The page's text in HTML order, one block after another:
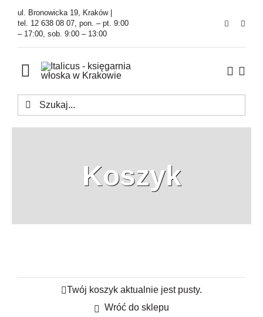
Przejdź
zawartości
ul. Bronowicka 19, Kraków |
tel. 12 638 08 07, pon. – pt. 9:00
– 17:00, sob. 9:00 – 13:00
Toggle
Navigation
Księgarnia
Szukaj
Koszyk
Twój koszyk aktualnie jest pusty.
Wróć do sklepu